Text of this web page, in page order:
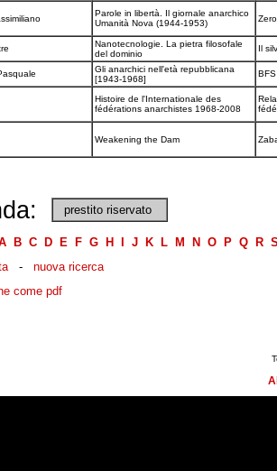
Parole in libertà. Il giornale anarchico
Umanità Nova (1944-1953)
Nanotecnologie. La pietra filosofale
del dominio
Il
Gli anarchici nell'età repubblicana
[1943-1968]
Histoire de l'Internationale des
fédérations anarchistes 1968-2008
Weakening the Dam
prestito riservato
B C D E F G H J K L M N O P Q R
- nuova ricerca
come pdf